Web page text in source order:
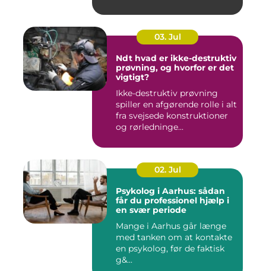
03. Jul
Ndt hvad er ikke-destruktiv
prøvning, og hvorfor er det
vigtigt?
Ikke-destruktiv prøvning
spiller en afgørende rolle i alt
fra svejsede konstruktioner
og rørledninge...
02. Jul
Psykolog i Aarhus: sådan
får du professionel hjælp i
en svær periode
Mange i Aarhus går længe
med tanken om at kontakte
en psykolog, før de faktisk
g&...